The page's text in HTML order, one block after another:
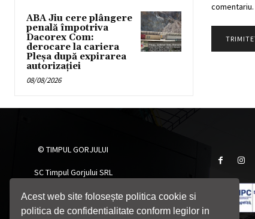
Acest web site folosește politica cookie si
politica de confidentialitate conform legilor in
ABA Jiu cere plângere
penală împotriva
Dacorex Com:
derocare la cariera
Pleșa după expirarea
autorizației
08/08/2026
comentariu.
© TIMPUL GORJULUI
SC Timpul Gorjului SRL
Telefon: 0764705055
Email: timpulgorjului@yahoo.com